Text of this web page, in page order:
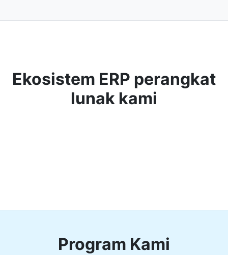
Ekosistem ERP perangkat
lunak kami
Program Kami